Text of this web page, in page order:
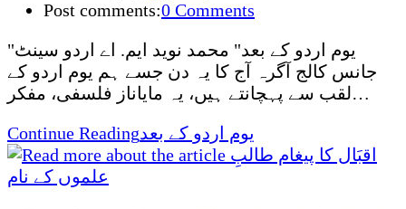
Post comments:0 Comments
"یوم اردو کے بعد" محمد نوید ایم. اے اردو سینٹ
جانس کالج آگرہ آج کا یہ دن جسے ہم یوم اردو کے
لقب سے پہچانتے ہیں، یہ مایاناز فلسفی، مفکر…
Continue Readingیوم اردو کے بعد